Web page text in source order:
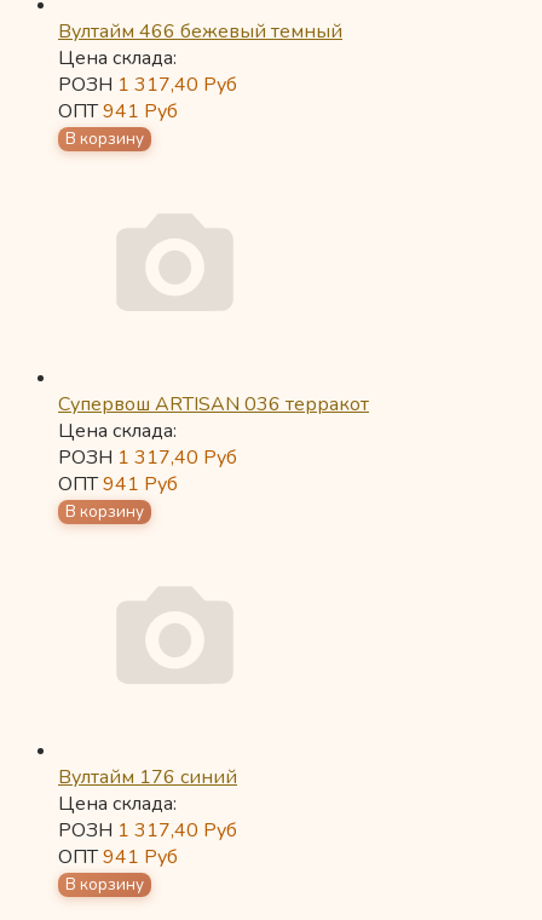
Вултайм 466 бежевый темный
Цена склада:
РОЗН 1 317,40 Руб
ОПТ941 Руб
Супервош ARTISAN 036 терракот
Цена склада:
РОЗН 1 317,40 Руб
ОПТ941 Руб
Вултайм 176 синий
Цена склада:
РОЗН 1 317,40 Руб
ОПТ941 Руб